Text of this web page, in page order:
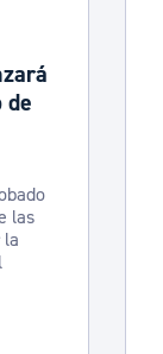
de
las
la